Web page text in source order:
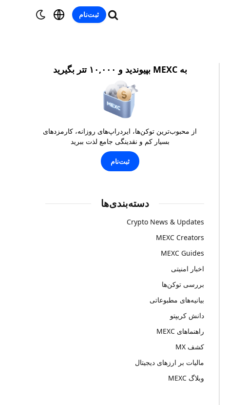
ثبت‌نام
به MEXC بپیوندید و ۱۰,۰۰۰ تتر بگیرید
از محبوب‌ترین توکن‌ها، ایردراپ‌های روزانه، کارمزدهای
بسیار کم و نقدینگی جامع لذت ببرید
ثبت‌نام
دسته‌بندی‌ها
Crypto News & Updates
MEXC Creators
MEXC Guides
اخبار امنیتی
بررسی توکن‌ها
بیانیه‌های مطبوعاتی
دانش کریپتو
راهنماهای MEXC
کشف MX
مالیات بر ارزهای دیجیتال
وبلاگ MEXC